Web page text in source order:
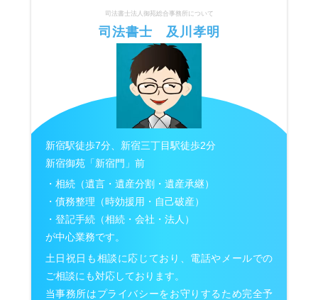
司法書士法人御苑総合事務所について
司法書士 及川孝明
新宿駅徒歩7分、新宿三丁目駅徒歩2分
新宿御苑「新宿門」前
・相続（遺言・遺産分割・遺産承継）
・債務整理（時効援用・自己破産）
・登記手続（相続・会社・法人）
が中心業務です。
土日祝日も相談に応じており、電話やメールでの
ご相談にも対応しております。
当事務所はプライバシーをお守りするため完全予